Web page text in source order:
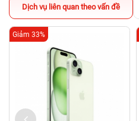
Dịch vụ liên quan theo vấn đề
Giảm 33%